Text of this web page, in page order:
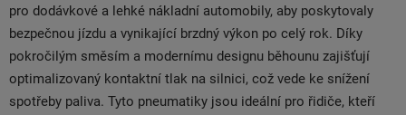
pro dodávkové a lehké nákladní automobily, aby poskytovaly
bezpečnou jízdu a vynikající brzdný výkon po celý rok. Díky
pokročilým směsím a modernímu designu běhounu zajišťují
optimalizovaný kontaktní tlak na silnici, což vede ke snížení
spotřeby paliva. Tyto pneumatiky jsou ideální pro řidiče, kteří